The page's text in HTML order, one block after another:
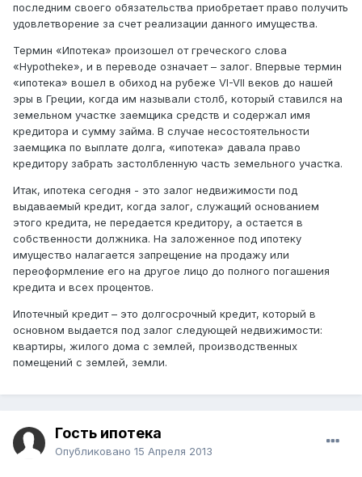
последним своего обязательства приобретает право получить
удовлетворение за счет реализации данного имущества.
Термин «Ипотека» произошел от греческого слова
«Hypotheke», и в переводе означает – залог. Впервые термин
«ипотека» вошел в обиход на рубеже VI-VII веков до нашей
эры в Греции, когда им называли столб, который ставился на
земельном участке заемщика средств и содержал имя
кредитора и сумму займа. В случае несостоятельности
заемщика по выплате долга, «ипотека» давала право
кредитору забрать застолбленную часть земельного участка.
Итак, ипотека сегодня - это залог недвижимости под
выдаваемый кредит, когда залог, служащий основанием
этого кредита, не передается кредитору, а остается в
собственности должника. На заложенное под ипотеку
имущество налагается запрещение на продажу или
переоформление его на другое лицо до полного погашения
кредита и всех процентов.
Ипотечный кредит – это долгосрочный кредит, который в
основном выдается под залог следующей недвижимости:
квартиры, жилого дома с землей, производственных
помещений с землей, земли.
Гость ипотека
Опубликовано 15 Апреля 2013